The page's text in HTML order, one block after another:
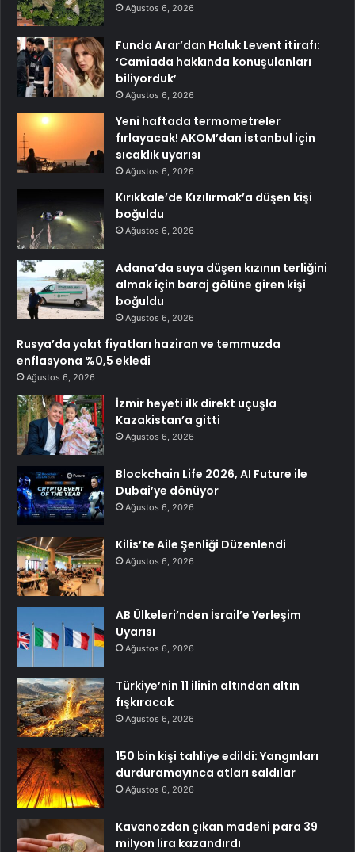
Ağustos 6, 2026
Funda Arar’dan Haluk Levent itirafı:
‘Camiada hakkında konuşulanları
biliyorduk’
Ağustos 6, 2026
Yeni haftada termometreler
fırlayacak! AKOM’dan İstanbul için
sıcaklık uyarısı
Ağustos 6, 2026
Kırıkkale’de Kızılırmak’a düşen kişi
boğuldu
Ağustos 6, 2026
Adana’da suya düşen kızının terliğini
almak için baraj gölüne giren kişi
boğuldu
Ağustos 6, 2026
Rusya’da yakıt fiyatları haziran ve temmuzda
enflasyona %0,5 ekledi
Ağustos 6, 2026
İzmir heyeti ilk direkt uçuşla
Kazakistan’a gitti
Ağustos 6, 2026
Blockchain Life 2026, AI Future ile
Dubai’ye dönüyor
Ağustos 6, 2026
Kilis’te Aile Şenliği Düzenlendi
Ağustos 6, 2026
AB Ülkeleri’nden İsrail’e Yerleşim
Uyarısı
Ağustos 6, 2026
Türkiye’nin 11 ilinin altından altın
fışkıracak
Ağustos 6, 2026
150 bin kişi tahliye edildi: Yangınları
durduramayınca atları saldılar
Ağustos 6, 2026
Kavanozdan çıkan madeni para 39
milyon lira kazandırdı